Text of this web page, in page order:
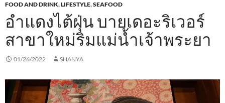
FOOD AND DRINK,LIFESTYLE,SEAFOOD
อำแดงไต้ฝุ่น บายเดอะริเวอร์
สาขาใหม่ริมแม่น้ำเจ้าพระยา
01/26/2022 SHANYA